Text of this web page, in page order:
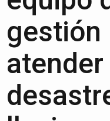
gestión
atender